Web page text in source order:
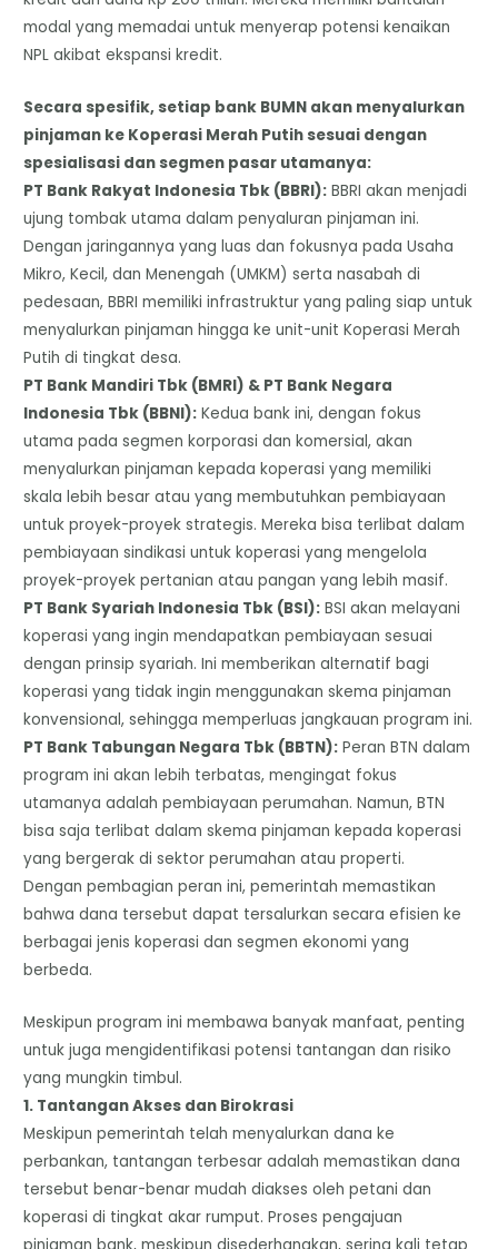
modal yang memadai untuk menyerap potensi kenaikan
NPL akibat ekspansi kredit.
Secara spesifik, setiap bank BUMN akan menyalurkan
pinjaman ke Koperasi Merah Putih sesuai dengan
spesialisasi dan segmen pasar utamanya:
​PT Bank Rakyat Indonesia Tbk (BBRI): BBRI akan menjadi
ujung tombak utama dalam penyaluran pinjaman ini.
Dengan jaringannya yang luas dan fokusnya pada Usaha
Mikro, Kecil, dan Menengah (UMKM) serta nasabah di
pedesaan, BBRI memiliki infrastruktur yang paling siap untuk
menyalurkan pinjaman hingga ke unit-unit Koperasi Merah
Putih di tingkat desa.
​PT Bank Mandiri Tbk (BMRI) & PT Bank Negara
Indonesia Tbk (BBNI): Kedua bank ini, dengan fokus
utama pada segmen korporasi dan komersial, akan
menyalurkan pinjaman kepada koperasi yang memiliki
skala lebih besar atau yang membutuhkan pembiayaan
untuk proyek-proyek strategis. Mereka bisa terlibat dalam
pembiayaan sindikasi untuk koperasi yang mengelola
proyek-proyek pertanian atau pangan yang lebih masif.
​PT Bank Syariah Indonesia Tbk (BSI): BSI akan melayani
koperasi yang ingin mendapatkan pembiayaan sesuai
dengan prinsip syariah. Ini memberikan alternatif bagi
koperasi yang tidak ingin menggunakan skema pinjaman
konvensional, sehingga memperluas jangkauan program ini.
​PT Bank Tabungan Negara Tbk (BBTN): Peran BTN dalam
program ini akan lebih terbatas, mengingat fokus
utamanya adalah pembiayaan perumahan. Namun, BTN
bisa saja terlibat dalam skema pinjaman kepada koperasi
yang bergerak di sektor perumahan atau properti.
​Dengan pembagian peran ini, pemerintah memastikan
bahwa dana tersebut dapat tersalurkan secara efisien ke
berbagai jenis koperasi dan segmen ekonomi yang
berbeda.
​Meskipun program ini membawa banyak manfaat, penting
untuk juga mengidentifikasi potensi tantangan dan risiko
yang mungkin timbul.
​1. Tantangan Akses dan Birokrasi
​Meskipun pemerintah telah menyalurkan dana ke
perbankan, tantangan terbesar adalah memastikan dana
tersebut benar-benar mudah diakses oleh petani dan
koperasi di tingkat akar rumput. Proses pengajuan